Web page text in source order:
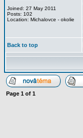
Joined: 27 May 2011
Posts: 102
Location: Michalovce - okolie
Back to top
Page 1 of 1